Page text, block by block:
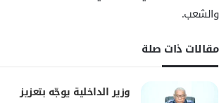
والشعب.
مقالات ذات صلة
وزير الداخلية يوجّه بتعزيز